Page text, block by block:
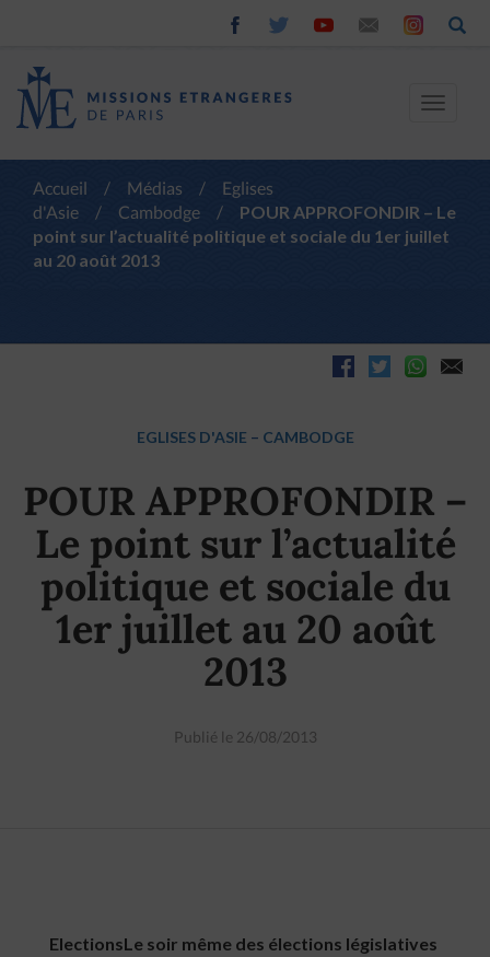
Toggle
Accueil / Médias /
Eglises
d'Asie
/ Cambodge /
POUR APPROFONDIR – Le
point sur l’actualité politique et sociale du 1er juillet
au 20 août 2013
EGLISES D'ASIE – CAMBODGE
POUR APPROFONDIR –
Le point sur l’actualité
politique et sociale du
1er juillet au 20 août
2013
Publié le 26/08/2013
ElectionsLe soir même des élections législatives